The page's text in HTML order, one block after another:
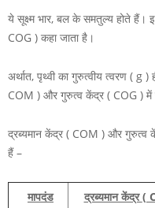
ये सूक्ष्म भार, बल के समतुल्य होते हैं।
COG ) कहा जाता है।
अर्थात, पृथ्वी का गुरुत्वीय त्वरण ( g )
COM ) और गुरुत्व केंद्र ( COG ) में
द्रब्यमान केंद्र ( COM ) और गुरुत्व
हैं –
मापदंड द्रब्यमान केंद्र(